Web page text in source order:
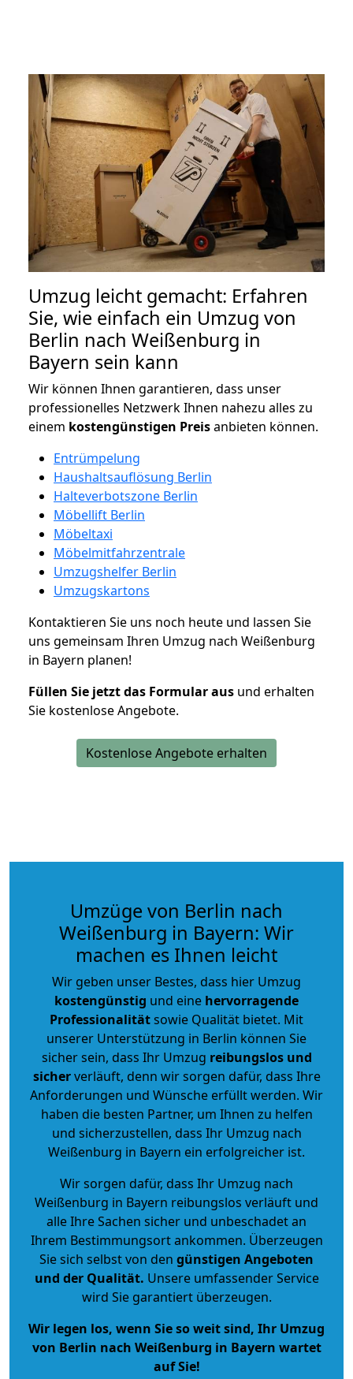
Umzug leicht gemacht: Erfahren
Sie, wie einfach ein Umzug von
Berlin nach Weißenburg in
Bayern sein kann
Wir können Ihnen garantieren, dass unser
professionelles Netzwerk Ihnen nahezu alles zu
einem kostengünstigen Preisanbieten können.
Entrümpelung
Haushaltsauflösung Berlin
Halteverbotszone Berlin
Möbellift Berlin
Möbeltaxi
Möbelmitfahrzentrale
Umzugshelfer Berlin
Umzugskartons
Kontaktieren Sie uns noch heute und lassen Sie
uns gemeinsam Ihren Umzug nach Weißenburg
in Bayern planen!
Füllen Sie jetzt das Formular aus und erhalten
Sie kostenlose Angebote.
Kostenlose Angebote erhalten
Umzüge von Berlin nach
Weißenburg in Bayern: Wir
machen es Ihnen leicht
Wir geben unser Bestes, dass hier Umzug
kostengünstig und eine hervorragende
Professionalitätsowie Qualität bietet. Mit
unserer Unterstützung in Berlin können Sie
sicher sein, dass Ihr Umzug reibungslos und
sicherverläuft, denn wir sorgen dafür, dass Ihre
Anforderungen und Wünsche erfüllt werden. Wir
haben die besten Partner, um Ihnen zu helfen
und sicherzustellen, dass Ihr Umzug nach
Weißenburg in Bayern ein erfolgreicher ist.
Wir sorgen dafür, dass Ihr Umzug nach
Weißenburg in Bayern reibungslos verläuft und
alle Ihre Sachen sicher und unbeschadet an
Ihrem Bestimmungsort ankommen. Überzeugen
Sie sich selbst von den günstigen Angeboten
und der Qualität. Unsere umfassender Service
wird Sie garantiert überzeugen.
Wir legen los, wenn Sie so weit sind, Ihr Umzug
von Berlin nach Weißenburg in Bayern wartet
auf Sie!